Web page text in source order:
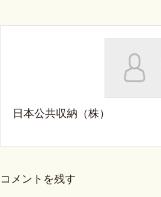
日本公共収納（株）
コメントを残す